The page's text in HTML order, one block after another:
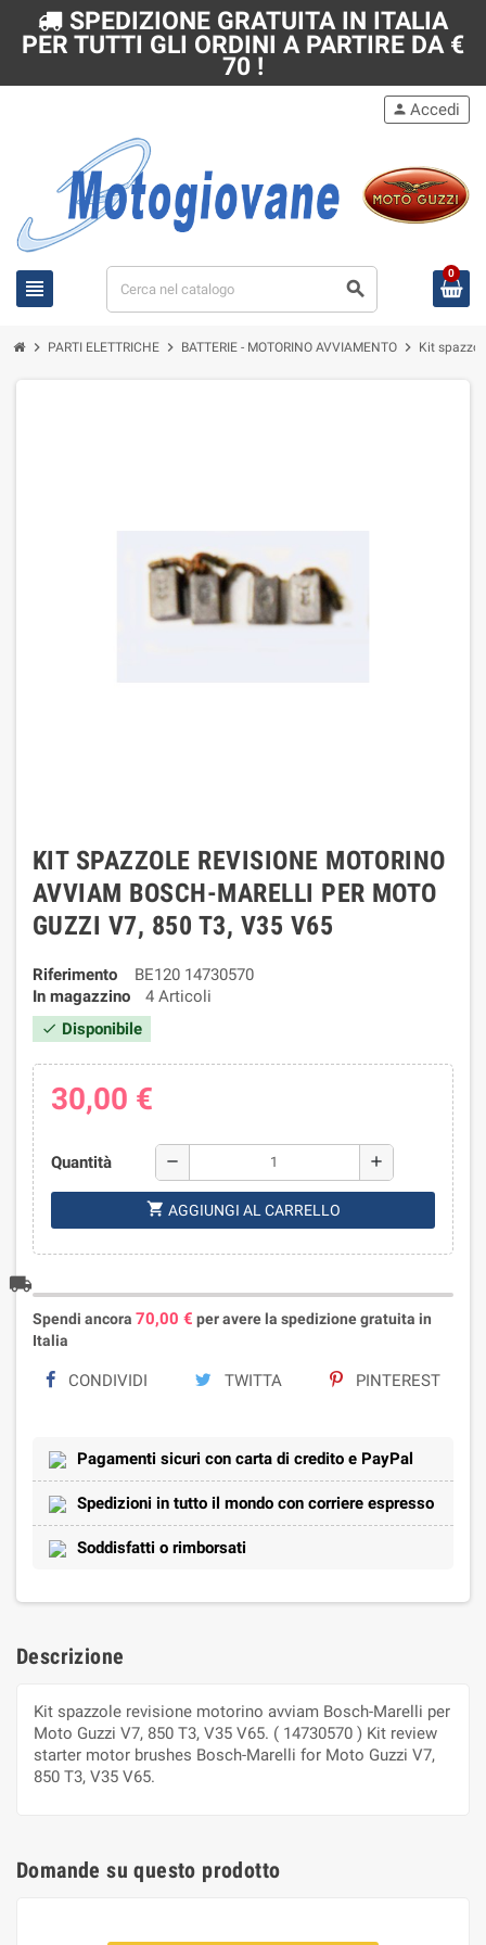
SPEDIZIONE GRATUITA IN ITALIA
PER TUTTI GLI ORDINI A PARTIRE DA €
70 !
view_headline search
person Accedi
0
chevron_right PARTI ELETTRICHE chevron_right BATTERIE - MOTORINO AVVIAMENTO chevron_right Kit
KIT SPAZZOLE REVISIONE MOTORINO
AVVIAM BOSCH-MARELLI PER MOTO
GUZZI V7, 850 T3, V35 V65
Riferimento
BE120 14730570
In magazzino
4 Articoli
check Disponibile
30,00 €
Quantità remove add
shopping_cart AGGIUNGI AL CARRELLO
local_shipping
Spendi ancora 70,00 € per avere la spedizione gratuita in
Italia
CONDIVIDI TWITTA PINTEREST
Pagamenti sicuri con carta di credito e PayPal
Spedizioni in tutto il mondo con corriere espresso
Soddisfatti o rimborsati
Descrizione
Kit spazzole revisione motorino avviam Bosch-Marelli per
Moto Guzzi V7, 850 T3, V35 V65. ( 14730570 ) Kit review
starter motor brushes Bosch-Marelli for Moto Guzzi V7,
850 T3, V35 V65.
Domande su questo prodotto